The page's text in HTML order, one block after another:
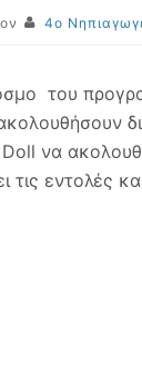
4o
του
να
εντολές